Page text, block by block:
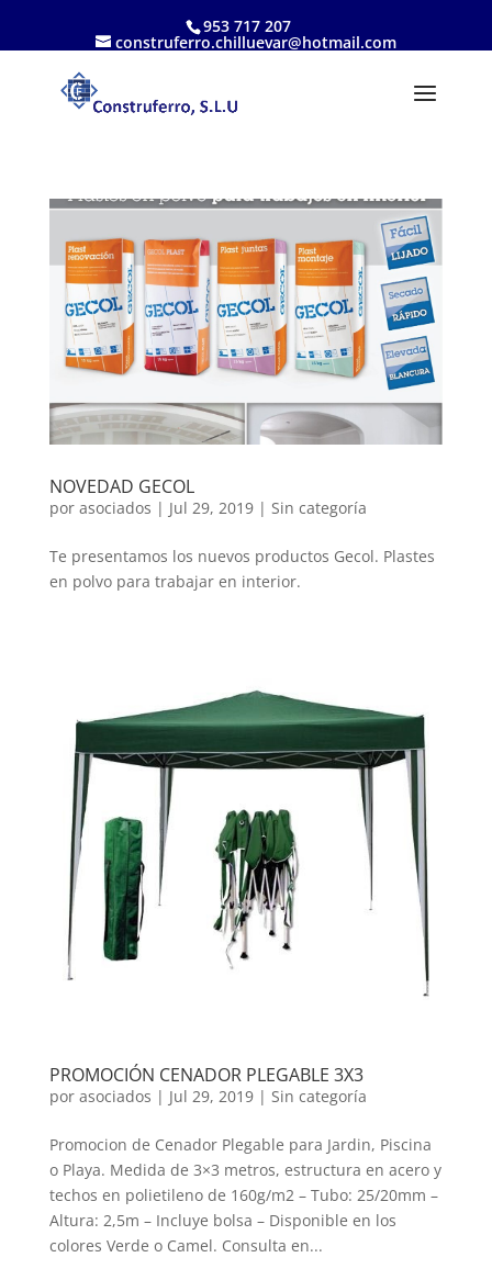
953 717 207
construferro.chilluevar@hotmail.com
NOVEDAD GECOL
por asociados | Jul 29, 2019| Sin categoría
Te presentamos los nuevos productos Gecol. Plastes
en polvo para trabajar en interior.
PROMOCIÓN CENADOR PLEGABLE 3X3
por asociados | Jul 29, 2019| Sin categoría
Promocion de Cenador Plegable para Jardin, Piscina
o Playa. Medida de 3×3 metros, estructura en acero y
techos en polietileno de 160g/m2 – Tubo: 25/20mm –
Altura: 2,5m – Incluye bolsa – Disponible en los
colores Verde o Camel. Consulta en...